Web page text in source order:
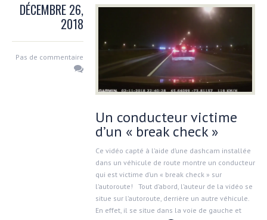
DÉCEMBRE 26,
2018
Pas de commentaire
Un conducteur victime
d’un « break check »
Ce vidéo capté à l’aide d’une dashcam installée
dans un véhicule de route montre un conducteur
qui est victime d’un « break check » sur
l’autoroute! Tout d’abord, l’auteur de la vidéo se
situe sur l’autoroute, derrière un autre véhicule.
En effet, il se situe dans la voie de gauche et